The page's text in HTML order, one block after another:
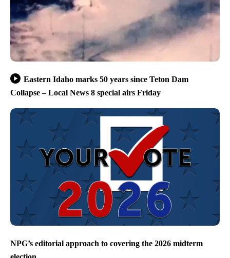
Eastern Idaho marks 50 years since Teton Dam
Collapse – Local News 8 special airs Friday
NPG’s editorial approach to covering the 2026 midterm